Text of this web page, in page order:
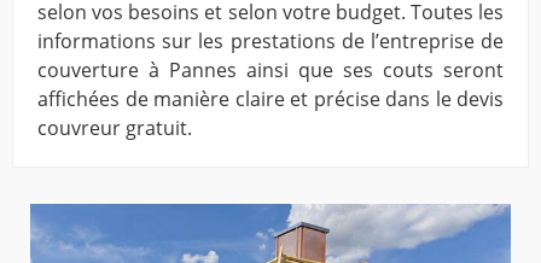
selon vos besoins et selon votre budget. Toutes les
informations sur les prestations de l’entreprise de
couverture à Pannes ainsi que ses couts seront
affichées de manière claire et précise dans le devis
couvreur gratuit.